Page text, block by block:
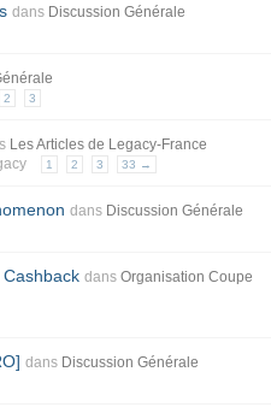
dans Discussion Générale
2 3
Les Articles de Legacy-France
1 2 3 33 →
dans Discussion Générale
dans Organisation Coupe
dans Discussion Générale